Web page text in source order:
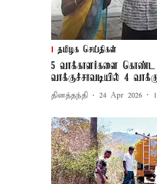
தமிழக செய்திகள்
5 வாக்காளர்களை
வாக்குச்சாவடியில் 4
தினத்தந்தி 24 Apr 2026 1